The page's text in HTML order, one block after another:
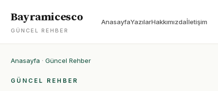
Bayramicesco
GÜNCEL REHBER
AnasayfaYazılarHakkımızdaİletişim
Anasayfa · Güncel Rehber
GÜNCEL REHBER